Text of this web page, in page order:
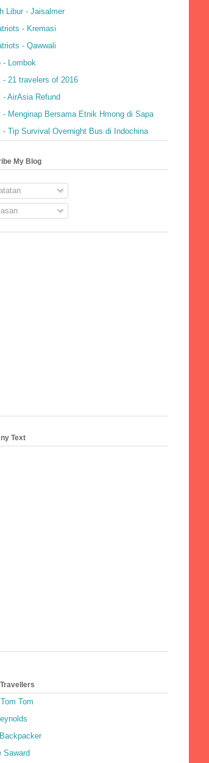
Libur - Jaisalmer
- Kremasi
- Qawwali
- Lombok
- 21 travelers of 2016
- AirAsia Refund
- Menginap Bersama Etnik Hmong di Sapa
- Tip Survival Overnight Bus di Indochina
My Blog
Text
Tom
Saward